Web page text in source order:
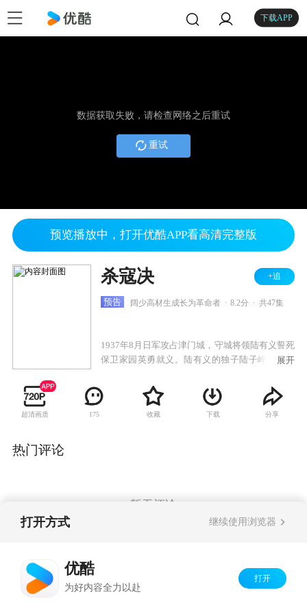
下载APP
数据获取失败，请检查网络之后重试
重试
预览播放中，打开优酷APP看高清完整版
杀寇决 +追
预告 阔少高材生成长为革命者 8.2分 共47集
1937年8月日军攻占津门城，守城将领陆有义誓死
保卫家园英勇就义。陆有义的独子陆子峥一夜之
与日本侵略者抗争到底。记者赵静始终在关注着
这支杀寇团，赵静的真实身份是中共地下党在津
门联络点的负责人。杀寇团的勇敢果断让赵静十
展开
超清画质 175 收藏 下载 分享
热门评论
暂无评论
打开方式 继续使用浏览器
优酷
为好内容全力以赴
打开